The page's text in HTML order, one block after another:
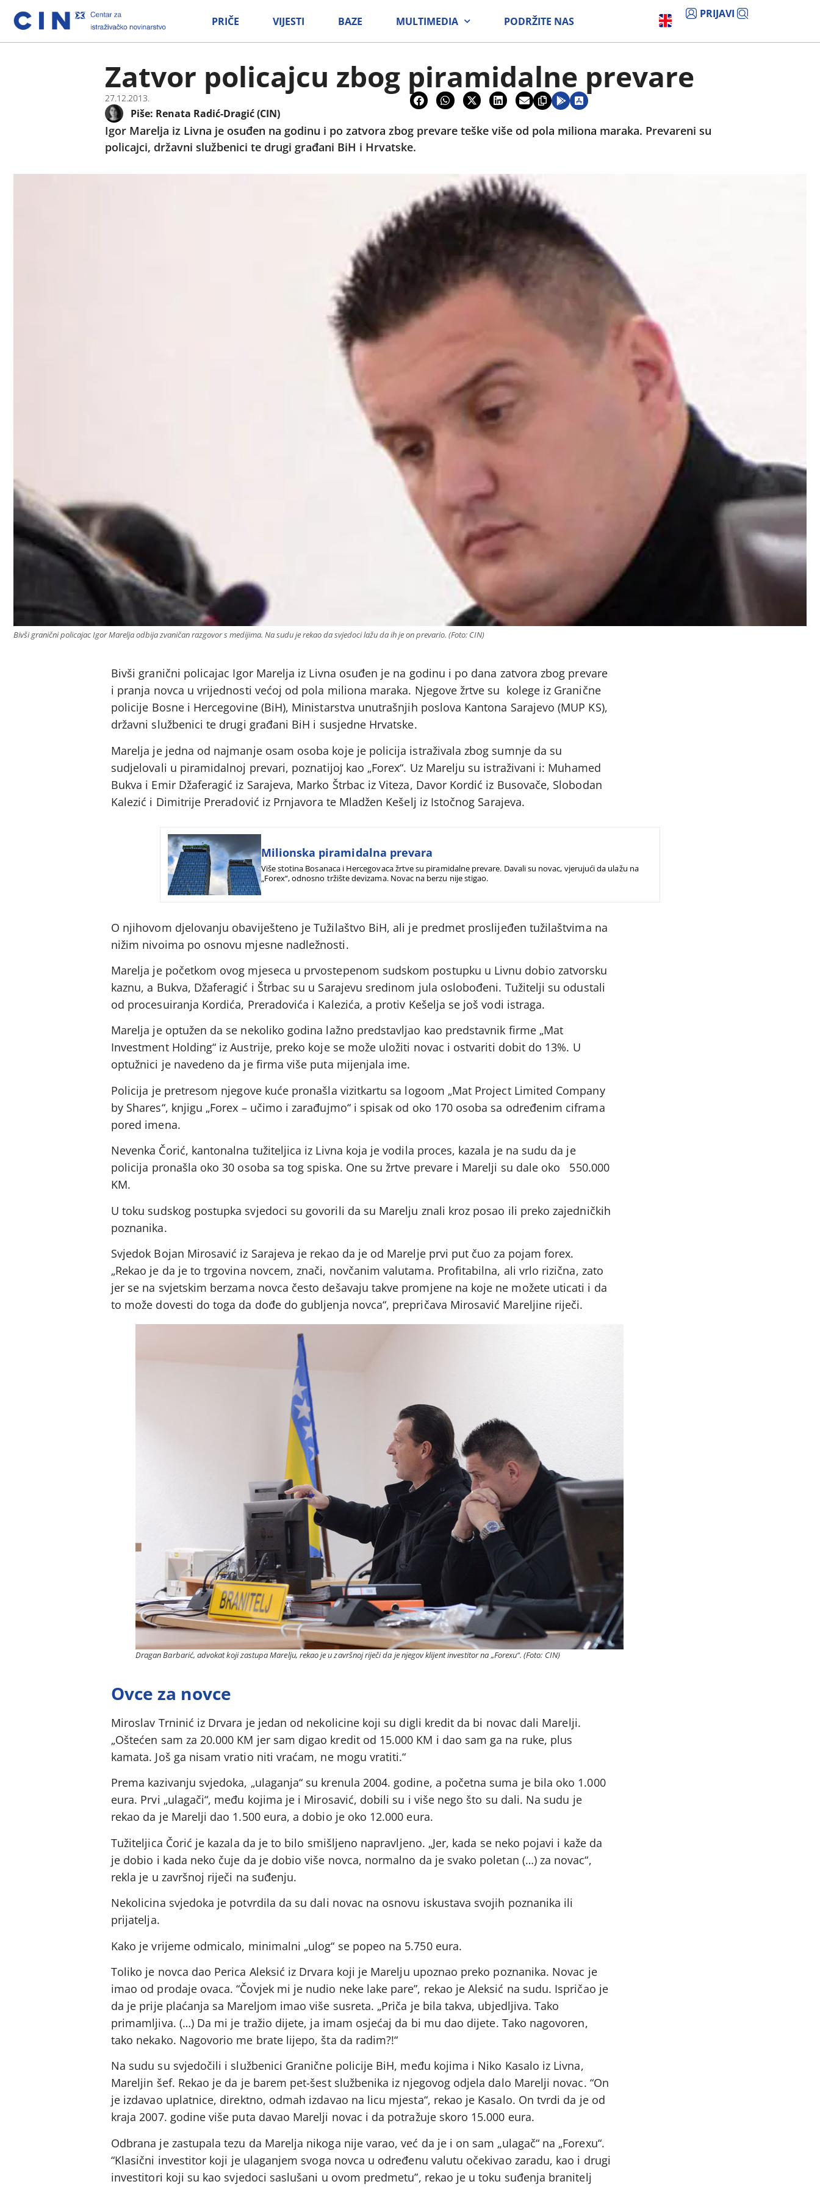
PRIČE VIJESTI BAZE MULTIMEDIA PODRŽITE NAS
PRIJAVI
Zatvor policajcu zbog piramidalne prevare
27.12.2013.
Piše: Renata Radić-Dragić (CIN)
Igor Marelja iz Livna je osuđen na godinu i po zatvora zbog prevare teške više od pola miliona maraka. Prevareni su
policajci, državni službenici te drugi građani BiH i Hrvatske.
Bivši granični policajac Igor Marelja odbija zvaničan razgovor s medijima. Na sudu je rekao da svjedoci lažu da ih je on prevario. (Foto: CIN)
Bivši granični policajac Igor Marelja iz Livna osuđen je na godinu i po dana zatvora zbog prevare
i pranja novca u vrijednosti većoj od pola miliona maraka. Njegove žrtve su kolege iz Granične
policije Bosne i Hercegovine (BiH), Ministarstva unutrašnjih poslova Kantona Sarajevo (MUP KS),
državni službenici te drugi građani BiH i susjedne Hrvatske.
Marelja je jedna od najmanje osam osoba koje je policija istraživala zbog sumnje da su
sudjelovali u piramidalnoj prevari, poznatijoj kao „Forex“. Uz Marelju su istraživani i: Muhamed
Bukva i Emir Džaferagić iz Sarajeva, Marko Štrbac iz Viteza, Davor Kordić iz Busovače, Slobodan
Kalezić i Dimitrije Preradović iz Prnjavora te Mladžen Kešelj iz Istočnog Sarajeva.
Milionska piramidalna prevara
Više stotina Bosanaca i Hercegovaca žrtve su piramidalne prevare. Davali su novac, vjerujući da ulažu na
„Forex“, odnosno tržište devizama. Novac na berzu nije stigao.
O njihovom djelovanju obaviješteno je Tužilaštvo BiH, ali je predmet proslijeđen tužilaštvima na
nižim nivoima po osnovu mjesne nadležnosti.
Marelja je početkom ovog mjeseca u prvostepenom sudskom postupku u Livnu dobio zatvorsku
kaznu, a Bukva, Džaferagić i Štrbac su u Sarajevu sredinom jula oslobođeni. Tužitelji su odustali
od procesuiranja Kordića, Preradovića i Kalezića, a protiv Kešelja se još vodi istraga.
Marelja je optužen da se nekoliko godina lažno predstavljao kao predstavnik firme „Mat
Investment Holding“ iz Austrije, preko koje se može uložiti novac i ostvariti dobit do 13%. U
optužnici je navedeno da je firma više puta mijenjala ime.
Policija je pretresom njegove kuće pronašla vizitkartu sa logoom „Mat Project Limited Company
by Shares“, knjigu „Forex – učimo i zarađujmo“ i spisak od oko 170 osoba sa određenim ciframa
pored imena.
Nevenka Čorić, kantonalna tužiteljica iz Livna koja je vodila proces, kazala je na sudu da je
policija pronašla oko 30 osoba sa tog spiska. One su žrtve prevare i Marelji su dale oko 550.000
KM.
U toku sudskog postupka svjedoci su govorili da su Marelju znali kroz posao ili preko zajedničkih
poznanika.
Svjedok Bojan Mirosavić iz Sarajeva je rekao da je od Marelje prvi put čuo za pojam forex.
„Rekao je da je to trgovina novcem, znači, novčanim valutama. Profitabilna, ali vrlo rizična, zato
jer se na svjetskim berzama novca često dešavaju takve promjene na koje ne možete uticati i da
to može dovesti do toga da dođe do gubljenja novca“, prepričava Mirosavić Mareljine riječi.
Dragan Barbarić, advokat koji zastupa Marelju, rekao je u završnoj riječi da je njegov klijent investitor na „Forexu“. (Foto: CIN)
Ovce za novce
Miroslav Trninić iz Drvara je jedan od nekolicine koji su digli kredit da bi novac dali Marelji.
„Oštećen sam za 20.000 KM jer sam digao kredit od 15.000 KM i dao sam ga na ruke, plus
kamata. Još ga nisam vratio niti vraćam, ne mogu vratiti.“
Prema kazivanju svjedoka, „ulaganja“ su krenula 2004. godine, a početna suma je bila oko 1.000
eura. Prvi „ulagači“, među kojima je i Mirosavić, dobili su i više nego što su dali. Na sudu je
rekao da je Marelji dao 1.500 eura, a dobio je oko 12.000 eura.
Tužiteljica Čorić je kazala da je to bilo smišljeno napravljeno. „Jer, kada se neko pojavi i kaže da
je dobio i kada neko čuje da je dobio više novca, normalno da je svako poletan (…) za novac“,
rekla je u završnoj riječi na suđenju.
Nekolicina svjedoka je potvrdila da su dali novac na osnovu iskustava svojih poznanika ili
prijatelja.
Kako je vrijeme odmicalo, minimalni „ulog“ se popeo na 5.750 eura.
Toliko je novca dao Perica Aleksić iz Drvara koji je Marelju upoznao preko poznanika. Novac je
imao od prodaje ovaca. “Čovjek mi je nudio neke lake pare”, rekao je Aleksić na sudu. Ispričao je
da je prije plaćanja sa Mareljom imao više susreta. „Priča je bila takva, ubjedljiva. Tako
primamljiva. (…) Da mi je tražio dijete, ja imam osjećaj da bi mu dao dijete. Tako nagovoren,
tako nekako. Nagovorio me brate lijepo, šta da radim?!“
Na sudu su svjedočili i službenici Granične policije BiH, među kojima i Niko Kasalo iz Livna,
Mareljin šef. Rekao je da je barem pet-šest službenika iz njegovog odjela dalo Marelji novac. “On
je izdavao uplatnice, direktno, odmah izdavao na licu mjesta“, rekao je Kasalo. On tvrdi da je od
kraja 2007. godine više puta davao Marelji novac i da potražuje skoro 15.000 eura.
Odbrana je zastupala tezu da Marelja nikoga nije varao, već da je i on sam „ulagač“ na „Forexu“.
“Klasični investitor koji je ulaganjem svoga novca u određenu valutu očekivao zaradu, kao i drugi
investitori koji su kao svjedoci saslušani u ovom predmetu”, rekao je u toku suđenja branitelj